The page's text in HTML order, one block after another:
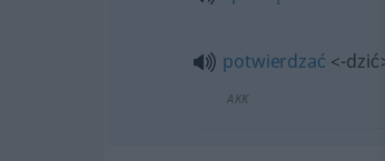
potwierdzać <-
AKK